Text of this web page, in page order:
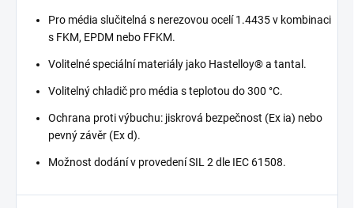
Pro média slučitelná s nerezovou ocelí 1.4435 v kombinaci
s FKM, EPDM nebo FFKM.
Volitelné speciální materiály jako Hastelloy® a tantal.
Volitelný chladič pro média s teplotou do 300 °C.
Ochrana proti výbuchu: jiskrová bezpečnost (Ex ia) nebo
pevný závěr (Ex d).
Možnost dodání v provedení SIL 2 dle IEC 61508.